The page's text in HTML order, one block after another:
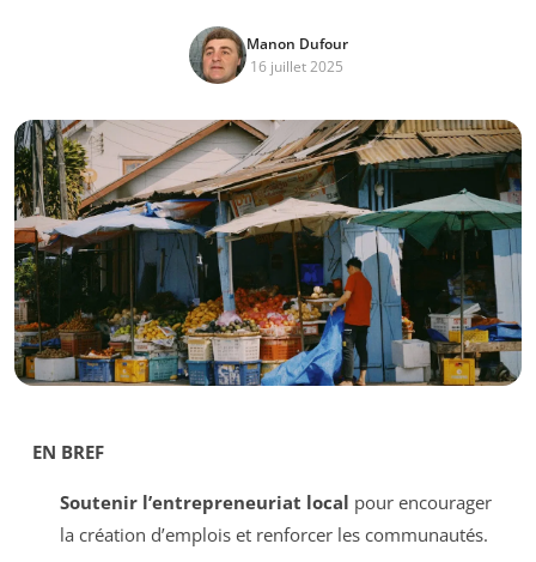
Manon Dufour
16 juillet 2025
EN BREF
Soutenir l’entrepreneuriat local pour encourager
la création d’emplois et renforcer les communautés.